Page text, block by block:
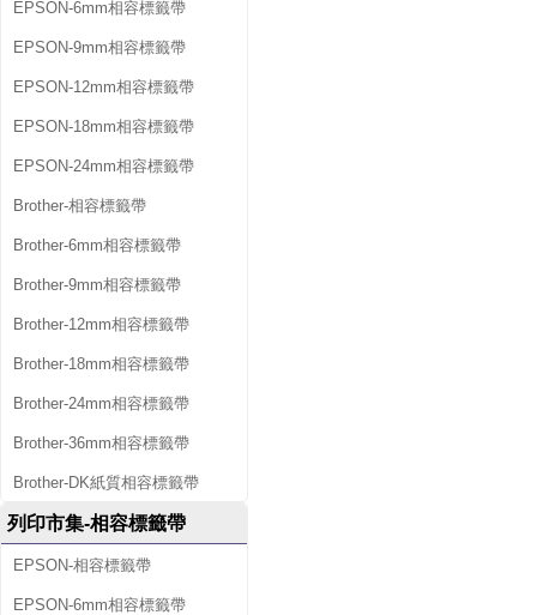
EPSON-6mm相容標籤帶
EPSON-9mm相容標籤帶
EPSON-12mm相容標籤帶
EPSON-18mm相容標籤帶
EPSON-24mm相容標籤帶
Brother-相容標籤帶
Brother-6mm相容標籤帶
Brother-9mm相容標籤帶
Brother-12mm相容標籤帶
Brother-18mm相容標籤帶
Brother-24mm相容標籤帶
Brother-36mm相容標籤帶
Brother-DK紙質相容標籤帶
列印市集-相容標籤帶
EPSON-相容標籤帶
EPSON-6mm相容標籤帶